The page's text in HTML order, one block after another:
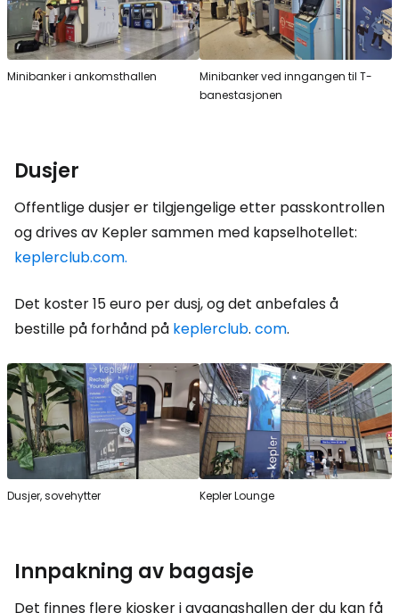
Minibanker i ankomsthallen
Minibanker ved inngangen til T-
banestasjonen
Dusjer
Offentlige dusjer er tilgjengelige etter passkontrollen
og drives av Kepler sammen med kapselhotellet:
keplerclub.com.
Det koster 15 euro per dusj, og det anbefales å
bestille på forhånd på keplerclub. com.
Dusjer, sovehytter Kepler Lounge
Innpakning av bagasje
Det finnes flere kiosker i avgangshallen der du kan få